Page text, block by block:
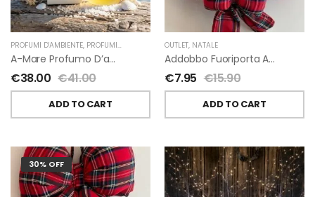
PROFUMI D'AMBIENTE, PROFUMI D'AMBIENTE FIORIRA' UN GIARDINO
A-Mare Profumo D’ambiente Di Fiorirà Un Giardino
€38.00 €41.00
ADD TO CART
OUTLET, NATALE
Addobbo Fuoriporta Alberello Velluto Rosso Con Fiocchetto Tartan
€7.95 €15.90
ADD TO CART
30% OFF